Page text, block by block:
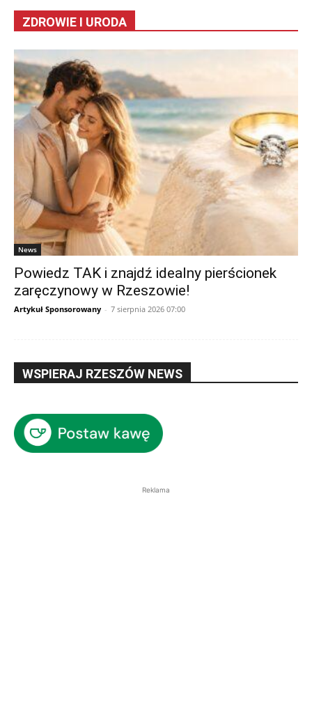
ZDROWIE I URODA
News
Powiedz TAK i znajdź idealny pierścionek
zaręczynowy w Rzeszowie!
Artykuł Sponsorowany - 7 sierpnia 2026 07:00
WSPIERAJ RZESZÓW NEWS
Reklama